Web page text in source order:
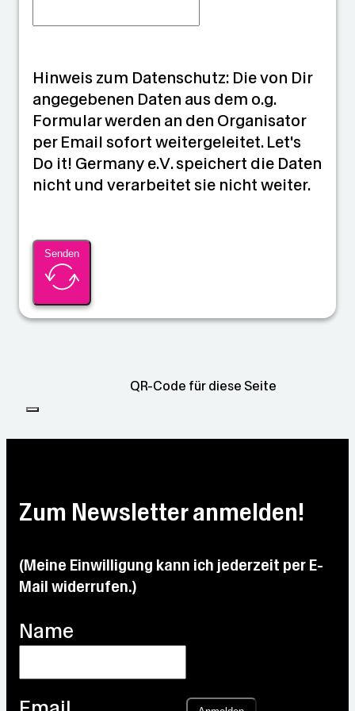
Hinweis zum Datenschutz: Die von Dir
angegebenen Daten aus dem o.g.
Formular werden an den Organisator
per Email sofort weitergeleitet. Let's
Do it! Germany e.V. speichert die Daten
nicht und verarbeitet sie nicht weiter.
Senden
QR-Code für diese Seite
Zum Newsletter anmelden!
(Meine Einwilligung kann ich jederzeit per E-
Mail widerrufen.)
Name